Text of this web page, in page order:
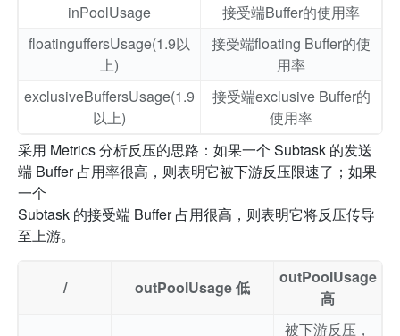
inPoolUsage
接受端Buffer的使用率
floatinguffersUsage(1.9以
上)
接受端floating Buffer的使
用率
exclusiveBuffersUsage(1.9
以上)
接受端exclusive Buffer的
使用率
采用 Metrics 分析反压的思路：如果一个 Subtask 的发送
端 Buffer 占用率很高，则表明它被下游反压限速了；如果
一个
Subtask 的接受端 Buffer 占用很高，则表明它将反压传导
至上游。
/ outPoolUsage 低
outPoolUsage
高
被下游反压，